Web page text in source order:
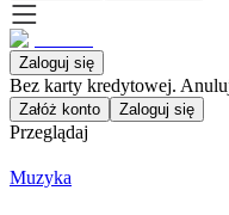
Zaloguj się
Bez karty kredytowej.
Załóż konto Zaloguj się
Przeglądaj
Muzyka